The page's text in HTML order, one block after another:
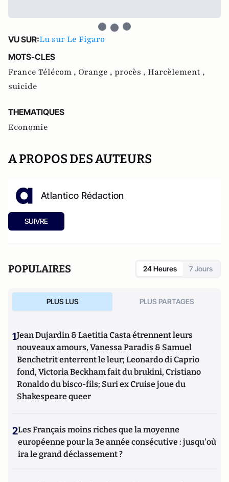
VU SUR:Lu sur Le Figaro
MOTS-CLES
France Télécom , Orange , procès , Harcèlement ,
suicide
THEMATIQUES
Economie
A PROPOS DES AUTEURS
Atlantico Rédaction
SUIVRE
POPULAIRES 24 Heures 7 Jours
PLUS LUS PLUS PARTAGES
1Jean Dujardin & Laetitia Casta étrennent leurs
nouveaux amours, Vanessa Paradis & Samuel
Benchetrit enterrent le leur; Leonardo di Caprio
fond, Victoria Beckham fait du brukini, Cristiano
Ronaldo du bisco-fils; Suri ex Cruise joue du
Shakespeare queer
2Les Français moins riches que la moyenne
européenne pour la 3e année consécutive : jusqu'où
ira le grand déclassement ?